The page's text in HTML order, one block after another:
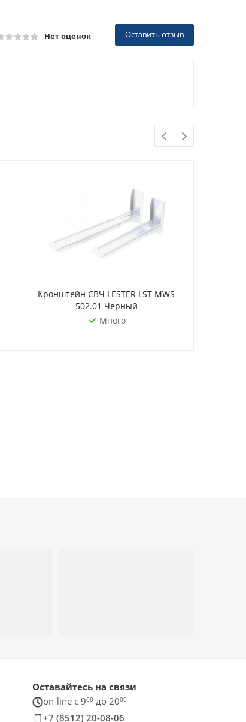
Нет оценок Оставить отзыв
Кронштейн СВЧ LESTER LST-MWS
502.01 Черный
Много
Оставайтесь на связи
on-line c 900 до 2000
+7 (8512) 20-08-06